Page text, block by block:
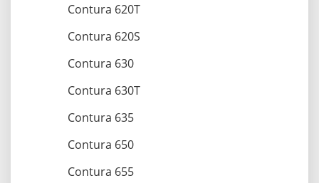
Contura 620T
Contura 620S
Contura 630
Contura 630T
Contura 635
Contura 650
Contura 655